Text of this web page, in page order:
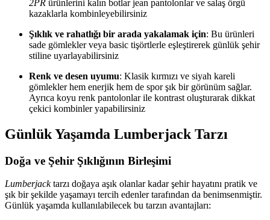
2PR ürünlerini kalın botlar jean pantolonlar ve salaş örgü
kazaklarla kombinleyebilirsiniz
Şıklık ve rahatlığı bir arada yakalamak için: Bu ürünleri
sade gömlekler veya basic tişörtlerle eşleştirerek günlük şehir
stiline uyarlayabilirsiniz
Renk ve desen uyumu: Klasik kırmızı ve siyah kareli
gömlekler hem enerjik hem de spor şık bir görünüm sağlar.
Ayrıca koyu renk pantolonlar ile kontrast oluşturarak dikkat
çekici kombinler yapabilirsiniz
Günlük Yaşamda Lumberjack Tarzı
Doğa ve Şehir Şıklığının Birleşimi
Lumberjacktarzı doğaya aşık olanlar kadar şehir hayatını pratik ve
şık bir şekilde yaşamayı tercih edenler tarafından da benimsenmiştir.
Günlük yaşamda kullanılabilecek bu tarzın avantajları: